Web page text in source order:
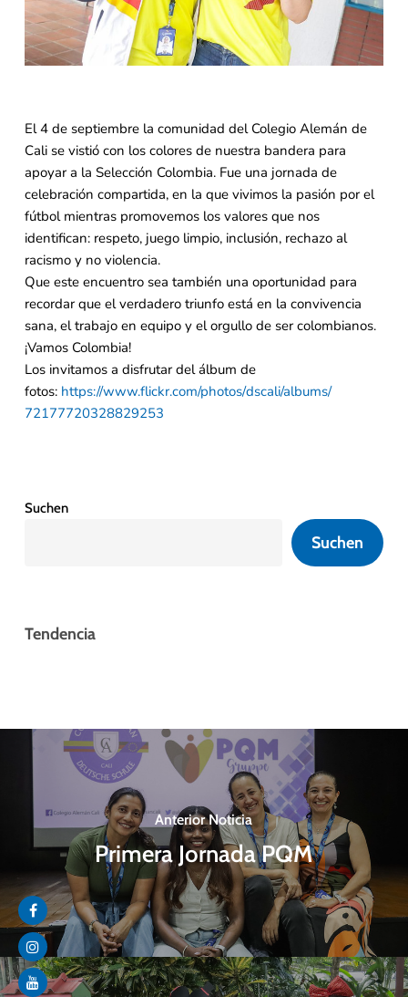
El 4 de septiembre la comunidad del Colegio Alemán de
Cali se vistió con los colores de nuestra bandera para
apoyar a la Selección Colombia. Fue una jornada de
celebración compartida, en la que vivimos la pasión por el
fútbol mientras promovemos los valores que nos
identifican: respeto, juego limpio, inclusión, rechazo al
racismo y no violencia.
Que este encuentro sea también una oportunidad para
recordar que el verdadero triunfo está en la convivencia
sana, el trabajo en equipo y el orgullo de ser colombianos.
¡Vamos Colombia!
Los invitamos a disfrutar del álbum de
fotos: https://www.flickr.com/photos/dscali/albums/
72177720328829253
Suchen
Suchen
Tendencia
Anterior Noticia
Primera Jornada PQM